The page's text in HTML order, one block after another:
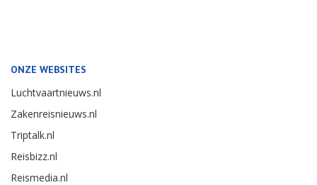
ONZE WEBSITES
Luchtvaartnieuws.nl
Zakenreisnieuws.nl
Triptalk.nl
Reisbizz.nl
Reismedia.nl